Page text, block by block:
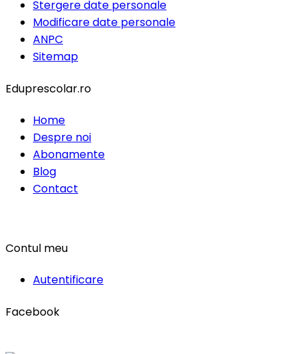
Stergere date personale
Modificare date personale
ANPC
Sitemap
Eduprescolar.ro
Home
Despre noi
Abonamente
Blog
Contact
Contul meu
Autentificare
Facebook